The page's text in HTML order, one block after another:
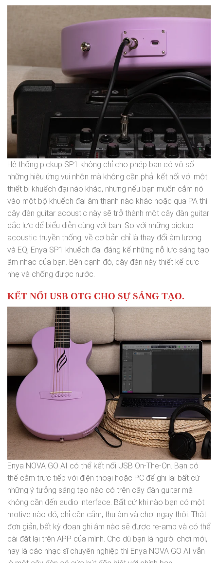
Hệ thống pickup SP1 không chỉ cho phép bạn có vô số
những hiệu ứng vui nhộn mà không cần phải kết nối với một
thiết bị khuếch đại nào khác, nhưng nếu bạn muốn cắm nó
vào một bộ khuếch đại âm thanh nào khác hoặc qua PA thì
cây đàn guitar acoustic này sẽ trở thành một cây đàn guitar
đắc lực để biểu diễn cùng với bạn. So với những pickup
acoustic truyền thống, về cơ bản chỉ là thay đổi âm lượng
và EQ, Enya SP1 khuếch đại đáng kể những nỗ lực sáng tạo
âm nhạc của bạn. Bên cạnh đó, cây đàn này thiết kế cực
nhẹ và chống được nước.
KẾT NỐI USB OTG CHO SỰ SÁNG TẠO.
Enya NOVA GO AI có thể kết nối USB On-The-On. Bạn có
thể cắm trực tiếp với điện thoại hoặc PC để ghi lại bất cứ
những ý tưởng sáng tạo nào có trên cây đàn guitar mà
không cần đến audio interface. Bất cứ khi nào bạn có một
motive nào đó, chỉ cần cắm, thu âm và chơi ngay thôi. Thật
đơn giản, bất kỳ đoạn ghi âm nào sẽ được re-amp và có thể
cài đặt lại trên APP của mình. Cho dù bạn là người chơi mới,
hay là các nhạc sĩ chuyên nghiệp thì Enya NOVA GO AI vẫn